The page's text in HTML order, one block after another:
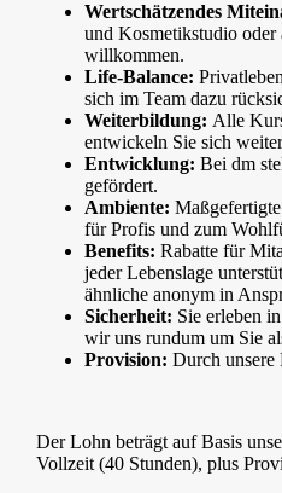
Wertschätzendes
und Kosmetikstudio oder
willkommen.
Life-Balance:
sich im Team dazu
Weiterbildung: Alle
entwickeln Sie sich
Entwicklung: Bei dm
gefördert.
Ambiente:
für Profis und zum
Benefits: Rabatte für
jeder Lebenslage
ähnliche anonym in
Sicherheit: Sie erleben
wir uns rundum um Sie
Provision: Durch unsere
Der Lohn beträgt auf Basis
Vollzeit (40 Stunden), plus